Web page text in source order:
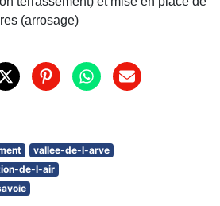
(arrosage)
vallee-de-l-arve
de-l-air